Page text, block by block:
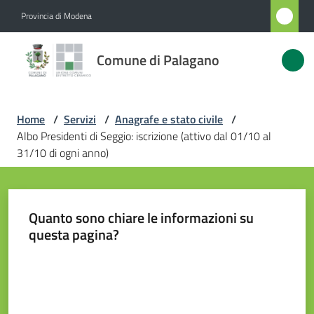
Provincia di Modena
Comune di Palagano
Comune
di
Amministrazione
Novità
Servizi
Menu selezionato
Home / Servizi / Anagrafe e stato civile /
Albo Presidenti di Seggio: iscrizione (attivo dal 01/10 al
31/10 di ogni anno)
Quanto sono chiare le informazioni su
questa pagina?